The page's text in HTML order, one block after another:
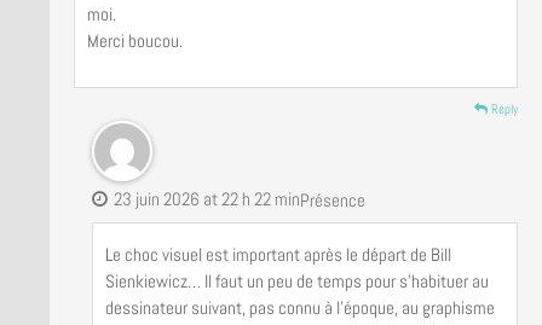
moi.
Merci boucou.
Reply
Présence
23 juin 2026 at 22 h 22 min
Le choc visuel est important après le départ de Bill
Sienkiewicz… Il faut un peu de temps pour s’habituer au
dessinateur suivant, pas connu à l’époque, au graphisme